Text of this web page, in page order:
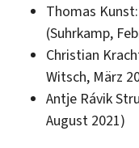
Thomas Kunst:
(Suhrkamp,
Christian
Witsch, März
Antje Rávik
August 2021)